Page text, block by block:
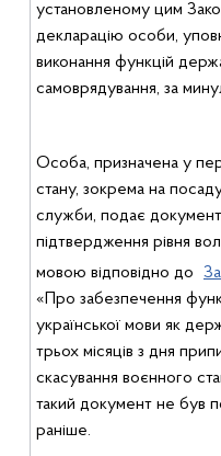
установленому цим
декларацію особи,
виконання функцій
самоврядування, за
Особа, призначена у
стану, зокрема на
служби, подає
підтвердження рівня
мовою відповідно до
«Про забезпечення
української мови як
трьох місяців з дня
скасування воєнного
такий документ не був
раніше.